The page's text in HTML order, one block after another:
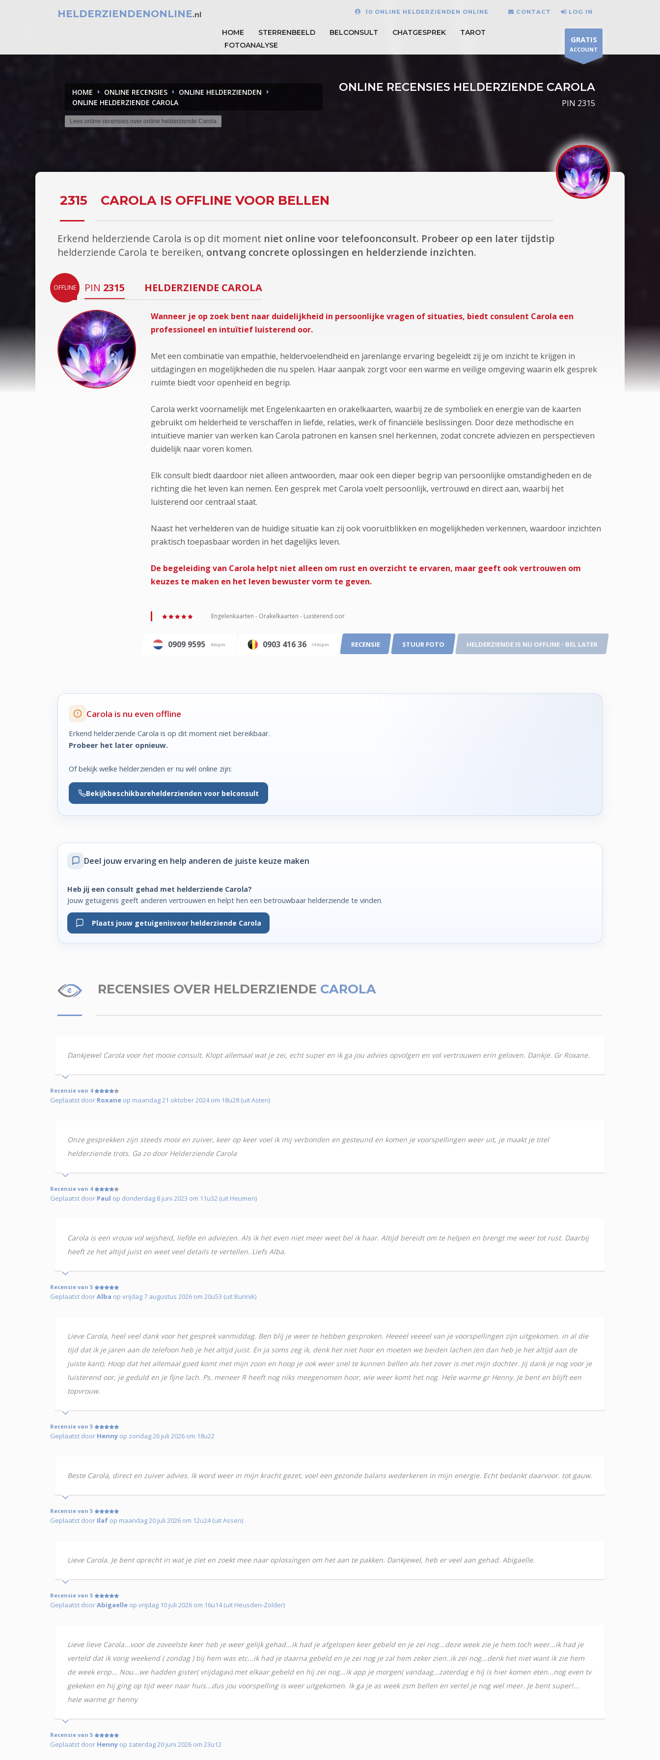
HELDERZIENDENONLINE.nl 10 ONLINE HELDERZIENDEN ONLINE CONTACT LOG IN
HOME STERRENBEELD BELCONSULT CHATGESPREK
TAROT
FOTOANALYSE
GRATIS
ACCOUNT
HOME ONLINE RECENSIES
ONLINE HELDERZIENDEN
ONLINE HELDERZIENDE CAROLA
Lees online recensies over online helderziende Carola
ONLINE RECENSIES HELDERZIENDE CAROLA
PIN 2315
2315 CAROLA IS OFFLINE VOOR BELLEN
Erkend helderziende Carola is op dit moment niet online voor telefoonconsult. Probeer op een later tijdstip
helderziende Carola te bereiken, ontvang concrete oplossingen en helderziende inzichten.
OFFLINE PIN 2315 HELDERZIENDE CAROLA
Wanneer je op zoek bent naar duidelijkheid in persoonlijke vragen of situaties, biedt consulent Carola een
professioneel en intuïtief luisterend oor.
Met een combinatie van empathie, heldervoelendheid en jarenlange ervaring begeleidt zij je om inzicht te krijgen in
uitdagingen en mogelijkheden die nu spelen. Haar aanpak zorgt voor een warme en veilige omgeving waarin elk gesprek
ruimte biedt voor openheid en begrip.
Carola werkt voornamelijk met Engelenkaarten en orakelkaarten, waarbij ze de symboliek en energie van de kaarten
gebruikt om helderheid te verschaffen in liefde, relaties, werk of financiële beslissingen. Door deze methodische en
intuïtieve manier van werken kan Carola patronen en kansen snel herkennen, zodat concrete adviezen en perspectieven
duidelijk naar voren komen.
Elk consult biedt daardoor niet alleen antwoorden, maar ook een dieper begrip van persoonlijke omstandigheden en de
richting die het leven kan nemen. Een gesprek met Carola voelt persoonlijk, vertrouwd en direct aan, waarbij het
luisterend oor centraal staat.
Naast het verhelderen van de huidige situatie kan zij ook vooruitblikken en mogelijkheden verkennen, waardoor inzichten
praktisch toepasbaar worden in het dagelijks leven.
De begeleiding van Carola helpt niet alleen om rust en overzicht te ervaren, maar geeft ook vertrouwen om
keuzes te maken en het leven bewuster vorm te geven.
Engelenkaarten - Orakelkaarten - Luisterend oor
0909 9595 90cpm 0903 416 36 150cpm RECENSIE STUUR FOTO HELDERZIENDE IS NU OFFLINE - BEL LATER
Carola is nu even offline
Erkend helderziende Carola is op dit moment niet bereikbaar.
Probeer het later opnieuw.
Of bekijk welke helderzienden er nu wél online zijn:
Bekijkbeschikbarehelderzienden voor belconsult
Deel jouw ervaring en help anderen de juiste keuze maken
Heb jij een consult gehad met helderziende Carola?
Jouw getuigenis geeft anderen vertrouwen en helpt hen een betrouwbaar helderziende te vinden.
Plaats jouw getuigenisvoor helderziende Carola
RECENSIES OVER HELDERZIENDE CAROLA
Dankjewel Carola voor het mooie consult. Klopt allemaal wat je zei, echt super en ik ga jou advies opvolgen en vol vertrouwen erin geloven. Dankje. Gr Roxane.
Recensie van 4
Geplaatst door Roxane op maandag 21 oktober 2024 om 18u28 (uit Asten)
Onze gesprekken zijn steeds mooi en zuiver, keer op keer voel ik mij verbonden en gesteund en komen je voorspellingen weer uit, je maakt je titel
helderziende trots. Ga zo door Helderziende Carola
Recensie van 4
Geplaatst door Paul op donderdag 8 juni 2023 om 11u32 (uit Heumen)
Carola is een vrouw vol wijsheid, liefde en adviezen. Als ik het even niet meer weet bel ik haar. Altijd bereidt om te helpen en brengt me weer tot rust. Daarbij
heeft ze het altijd juist en weet veel details te vertellen. Liefs Alba.
Recensie van 5
Geplaatst doorAlba op vrijdag 7 augustus 2026 om 20u53 (uit Bunnik)
Lieve Carola, heel veel dank voor het gesprek vanmiddag. Ben blij je weer te hebben gesproken. Heeeel veeeel van je voorspellingen zijn uitgekomen. in al die
tijd dat ik je jaren aan de telefoon heb je het altijd juist. En ja soms zeg ik, denk het niet hoor en moeten we beiden lachen (en dan heb je het altijd aan de
juiste kant). Hoop dat het allemaal goed komt met mijn zoon en hoop je ook weer snel te kunnen bellen als het zover is met mijn dochter. Jij dank je nog voor je
luisterend oor, je geduld en je fijne lach. Ps. meneer R heeft nog niks meegenomen hoor, wie weer komt het nog. Hele warme gr Henny. Je bent en blijft een
topvrouw.
Recensie van 5
Geplaatst door Henny op zondag 26 juli 2026 om 18u22
Beste Carola, direct en zuiver advies. Ik word weer in mijn kracht gezet, voel een gezonde balans wederkeren in mijn energie. Echt bedankt daarvoor. tot gauw.
Recensie van 5
Geplaatst door Ilaf op maandag 20 juli 2026 om 12u24 (uit Assen)
Lieve Carola. Je bent oprecht in wat je ziet en zoekt mee naar oplossingen om het aan te pakken. Dankjewel, heb er veel aan gehad. Abigaelle.
Recensie van 5
Geplaatst doorAbigaelle op vrijdag 10 juli 2026 om 16u14 (uit Heusden-Zolder)
Lieve lieve Carola...voor de zoveelste keer heb je weer gelijk gehad...ik had je afgelopen keer gebeld en je zei nog...deze week zie je hem toch weer...ik had je
verteld dat ik vorig weekend ( zondag ) bij hem was etc...ik had je daarna gebeld en je zei nog je zal hem zeker zien..ik zei nog...denk het niet want ik zie hem
de week erop... Nou...we hadden gister( vrijdagav).met elkaar gebeld en hij zei nog...ik app je morgen( vandaag...zaterdag e hij is hier komen eten...nog even tv
gekeken en hij ging op tijd weer naar huis...dus jou voorspelling is weer uitgekomen. Ik ga je as week zsm bellen en vertel je nog wel meer. Je bent super!...
hele warme gr henny
Recensie van 5
Geplaatst door Henny op zaterdag 20 juni 2026 om 23u12